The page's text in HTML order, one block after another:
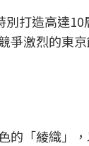
打造高達10
爭激烈的東
的「綾織」